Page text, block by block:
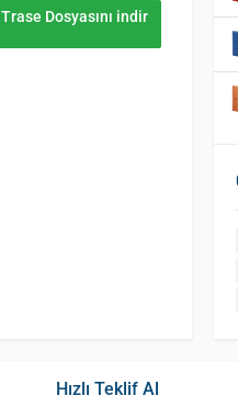
Trase Dosyasını indir
Hızlı Teklif Al